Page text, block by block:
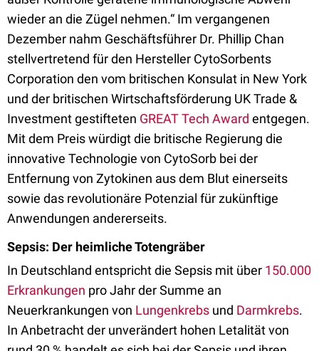
wieder an die Zügel nehmen.“ Im vergangenen
Dezember nahm Geschäftsführer Dr. Phillip Chan
stellvertretend für den Hersteller CytoSorbents
Corporation den vom britischen Konsulat in New York
und der britischen Wirtschaftsförderung UK Trade &
Investment gestifteten GREAT Tech Award entgegen.
Mit dem Preis würdigt die britische Regierung die
innovative Technologie von CytoSorb bei der
Entfernung von Zytokinen aus dem Blut einerseits
sowie das revolutionäre Potenzial für zukünftige
Anwendungen andererseits.
Sepsis: Der heimliche Totengräber
In Deutschland entspricht die Sepsis mit über 150.000
Erkrankungen pro Jahr der Summe an
Neuerkrankungen von Lungenkrebs und Darmkrebs.
In Anbetracht der unverändert hohen Letalität von